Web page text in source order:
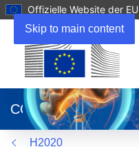
Skip to main content
Offizielle Website der EU
neuem
Fenster)
CORDIS
H2020